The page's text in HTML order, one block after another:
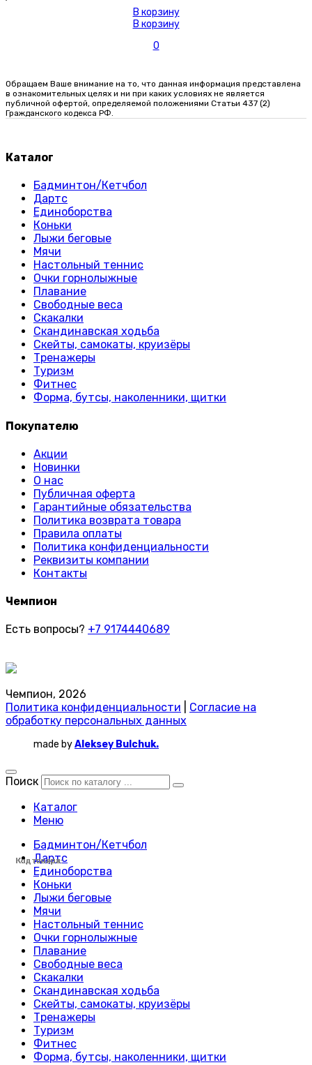
Код товара:
Код товара:
Код товара:
Код товара:
Код товара:
Код товара:
Код товара:
Код товара:
Код товара:
Код товара:
Код товара:
Код товара:
Код товара:
Код товара:
Код товара:
Код товара:
Код товара:
Код товара:
Код товара:
Код товара:
Код товара:
Код товара:
Код товара:
В корзину
В корзину
0
Код товара:
Обращаем Ваше внимание на то, что данная информация представлена
в ознакомительных целях и ни при каких условиях не является
публичной офертой, определяемой положениями Статьи 437 (2)
Гражданского кодекса РФ.
Каталог
Бадминтон/Кетчбол
Дартс
Единоборства
Коньки
Лыжи беговые
Мячи
Настольный теннис
Очки горнолыжные
Плавание
Свободные веса
Скакалки
Скандинавская ходьба
Скейты, самокаты, круизёры
Тренажеры
Туризм
Фитнес
Форма, бутсы, наколенники, щитки
Покупателю
Акции
Новинки
О нас
Публичная оферта
Гарантийные обязательства
Политика возврата товара
Правила оплаты
Политика конфиденциальности
Реквизиты компании
Контакты
Чемпион
Есть вопросы? +7 9174440689
Чемпион, 2026
Политика конфиденциальности
Согласие на
обработку персональных данных
made byAleksey Bulchuk.
Поиск
Каталог
Меню
Бадминтон/Кетчбол
Дартс
Единоборства
Коньки
Лыжи беговые
Мячи
Настольный теннис
Очки горнолыжные
Плавание
Свободные веса
Скакалки
Скандинавская ходьба
Скейты, самокаты, круизёры
Тренажеры
Туризм
Фитнес
Форма, бутсы, наколенники, щитки